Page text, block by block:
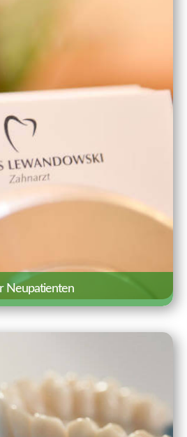
Neupatienten
und wichtige
für einen ersten Termin